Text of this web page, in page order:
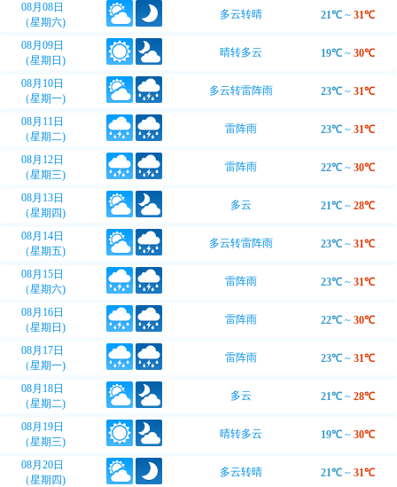
08月08日
（星期六)
多云转晴 21℃~ 31℃
08月09日
（星期日)
晴转多云 19℃~ 30℃
08月10日
（星期一)
多云转雷阵雨 23℃~ 31℃
08月11日
（星期二)
雷阵雨 23℃~ 31℃
08月12日
（星期三)
雷阵雨 22℃~ 30℃
08月13日
（星期四)
多云 21℃~ 28℃
08月14日
（星期五)
多云转雷阵雨 23℃~ 31℃
08月15日
（星期六)
雷阵雨 23℃~ 31℃
08月16日
（星期日)
雷阵雨 22℃~ 30℃
08月17日
（星期一)
雷阵雨 23℃~ 31℃
08月18日
（星期二)
多云 21℃~ 28℃
08月19日
（星期三)
晴转多云 19℃~ 30℃
08月20日
（星期四)
多云转晴 21℃~ 31℃